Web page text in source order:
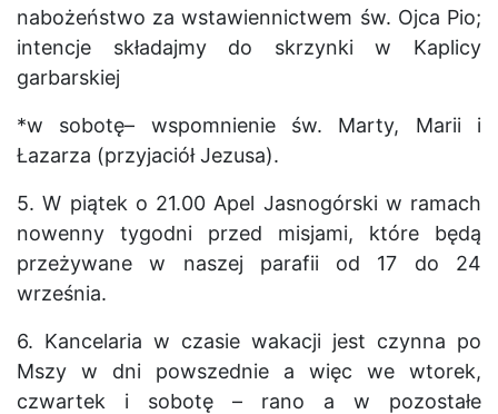
nabożeństwo za wstawiennictwem św. Ojca Pio;
intencje składajmy do skrzynki w Kaplicy
garbarskiej
*w sobotę– wspomnienie św. Marty, Marii i
Łazarza (przyjaciół Jezusa).
5. W piątek o 21.00 Apel Jasnogórski w ramach
nowenny tygodni przed misjami, które będą
przeżywane w naszej parafii od 17 do 24
września.
6. Kancelaria w czasie wakacji jest czynna po
Mszy w dni powszednie a więc we wtorek,
czwartek i sobotę – rano a w pozostałe